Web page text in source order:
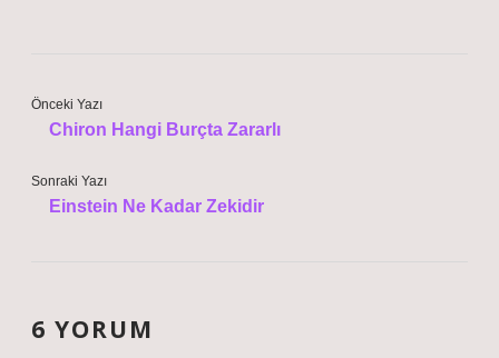
Önceki Yazı
Chiron Hangi Burçta Zararlı
Sonraki Yazı
Einstein Ne Kadar Zekidir
6 YORUM